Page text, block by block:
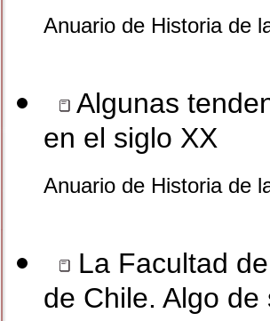
Anuario de Historia de
Algunas
en el siglo XX
Anuario de Historia de
La Facultad
de Chile. Algo